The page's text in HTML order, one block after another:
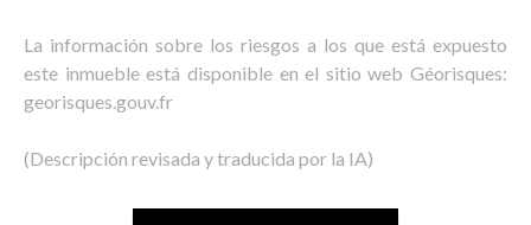
La información sobre los riesgos a los que está expuesto
este inmueble está disponible en el sitio web Géorisques:
georisques.gouv.fr
(Descripción revisada y traducida por la IA)